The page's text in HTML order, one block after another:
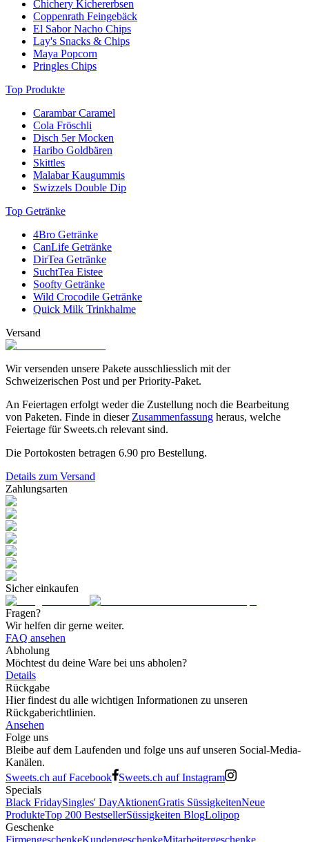
Chichery Kichererbsen
Coppenrath Feingebäck
El Sabor Nacho Chips
Lay's Snacks & Chips
Maya Popcorn
Pringles Chips
Top Produkte
Carambar Caramel
Cola Fröschli
Disch 5er Mocken
Haribo Goldbären
Skittles
Malabar Kaugummis
Swizzels Double Dip
Top Getränke
4Bro Getränke
CanLife Getränke
DirTea Getränke
SuchtTea Eistee
Soofty Getränke
Wild Crocodile Getränke
Quick Milk Trinkhalme
Versand
Wir versenden unsere Pakete ausschliesslich mit der
Schweizerischen Post und per Priority-Paket.
An Feiertagen erfolgt weder die Zustellung noch die Bearbeitung
von Paketen. Finde in dieser Zusammenfassung heraus, welche
Feiertage für Sweets.ch relevant sind.
Die Portokosten betragen 6.90 pro Bestellung.
Details zum Versand
Zahlungsarten
Sicher einkaufen
Fragen?
Wir helfen dir gerne weiter.
FAQ ansehen
Abholung
Möchtest du deine Ware bei uns abholen?
Details
Rückgabe
Hier findest du alle wichtigen Informationen zu unseren
Rückgaberichtlinien.
Ansehen
Folge uns
Bleibe auf dem Laufenden und folge uns auf unseren Social-Media-
Kanälen.
Sweets.ch auf Facebook
Sweets.ch auf Instagram
Specials
Black FridaySingles' DayAktionenGratis SüssigkeitenNeue
ProdukteTop 200 BestsellerSüssigkeiten BlogLolipop
Geschenke
FirmengeschenkeKundengeschenkeMitarbeitergeschenke